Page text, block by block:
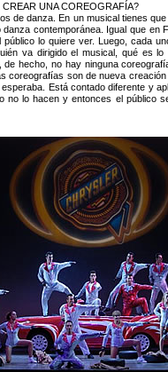
CREAR UNA COREOGRAFÍA?
de danza. En un musical tienes
contemporánea. Igual que
lo quiere ver. Luego, cada
va dirigido el musical, qué es
hecho, no hay ninguna
coreografías son de nueva
Está contado diferente y
lo hacen y entonces el público